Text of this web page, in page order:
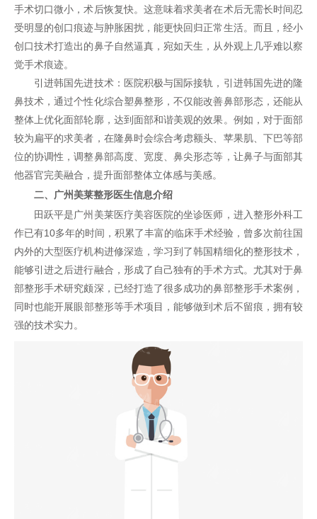
手术切口微小，术后恢复快。这意味着求美者在术后无需长时间忍
受明显的创口痕迹与肿胀困扰，能更快回归正常生活。而且，经小
创口技术打造出的鼻子自然逼真，宛如天生，从外观上几乎难以察
觉手术痕迹。
引进韩国先进技术：医院积极与国际接轨，引进韩国先进的隆
鼻技术，通过个性化综合塑鼻整形，不仅能改善鼻部形态，还能从
整体上优化面部轮廓，达到面部和谐美观的效果。例如，对于面部
较为扁平的求美者，在隆鼻时会综合考虑额头、苹果肌、下巴等部
位的协调性，调整鼻部高度、宽度、鼻尖形态等，让鼻子与面部其
他器官完美融合，提升面部整体立体感与美感。
二、广州美莱整形医生信息介绍
田跃平是广州美莱医疗美容医院的坐诊医师，进入整形外科工
作已有10多年的时间，积累了丰富的临床手术经验，曾多次前往国
内外的大型医疗机构进修深造，学习到了韩国精细化的整形技术，
能够引进之后进行融合，形成了自己独有的手术方式。尤其对于鼻
部整形手术研究颇深，已经打造了很多成功的鼻部整形手术案例，
同时也能开展眼部整形等手术项目，能够做到术后不留痕，拥有较
强的技术实力。